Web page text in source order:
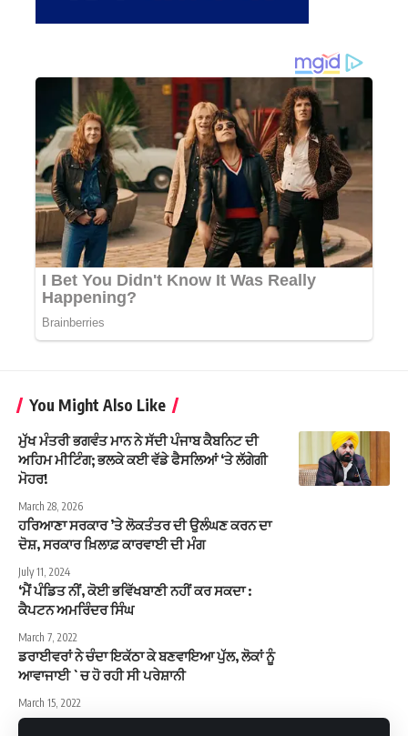
You Might Also Like
ਮੁੱਖ ਮੰਤਰੀ ਭਗਵੰਤ ਮਾਨ ਨੇ ਸੱਦੀ ਪੰਜਾਬ ਕੈਬਨਿਟ ਦੀ
ਅਹਿਮ ਮੀਟਿੰਗ; ਭਲਕੇ ਕਈ ਵੱਡੇ ਫੈਸਲਿਆਂ ‘ਤੇ ਲੱਗੇਗੀ
ਮੋਹਰ!
March 28, 2026
ਹਰਿਆਣਾ ਸਰਕਾਰ ’ਤੇ ਲੋਕਤੰਤਰ ਦੀ ਉਲੰਘਣ ਕਰਨ ਦਾ
ਦੋਸ਼, ਸਰਕਾਰ ਖ਼ਿਲਾਫ਼ ਕਾਰਵਾਈ ਦੀ ਮੰਗ
July 11, 2024
‘ਮੈਂ ਪੰਡਿਤ ਨੀਂ, ਕੋਈ ਭਵਿੱਖਬਾਣੀ ਨਹੀਂ ਕਰ ਸਕਦਾ :
ਕੈਪਟਨ ਅਮਰਿੰਦਰ ਸਿੰਘ
March 7, 2022
ਡਰਾਈਵਰਾਂ ਨੇ ਚੰਦਾ ਇਕੱਠਾ ਕੇ ਬਣਵਾਇਆ ਪੁੱਲ, ਲੋਕਾਂ ਨੂੰ
ਆਵਾਜਾਈ `ਚ ਹੋ ਰਹੀ ਸੀ ਪਰੇਸ਼ਾਨੀ
March 15, 2022